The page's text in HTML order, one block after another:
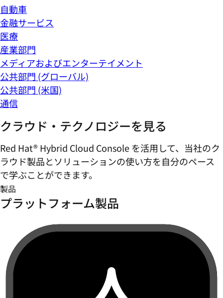
自動車
金融サービス
医療
産業部門
メディアおよびエンターテイメント
公共部門 (グローバル)
公共部門 (米国)
通信
クラウド・テクノロジーを見る
Red Hat® Hybrid Cloud Console を活用して、当社のク
ラウド製品とソリューションの使い方を自分のペース
で学ぶことができます。
製品
プラットフォーム製品